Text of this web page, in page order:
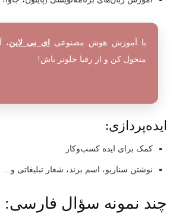
با آموزش هوش مصنوعی ای بی لاین،
متحول کن و از رقبا جلوتر باش!
ایده‌پردازی:
کمک برای ایده کسب‌وکار
نوشتن سناریو، اسم برند، شعار تبلیغاتی و…
چند نمونه سؤال فارسی: